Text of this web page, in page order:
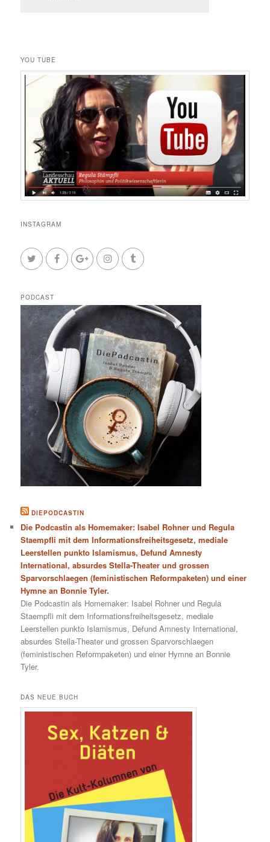
YOU TUBE
INSTAGRAM
PODCAST
DIEPODCASTIN
Die Podcastin als Homemaker: Isabel Rohner und Regula
Staempfli mit dem Informationsfreiheitsgesetz, mediale
Leerstellen punkto Islamismus, Defund Amnesty
International, absurdes Stella-Theater und grossen
Sparvorschlaegen (feministischen Reformpaketen) und einer
Hymne an Bonnie Tyler.
Die Podcastin als Homemaker: Isabel Rohner und Regula
Staempfli mit dem Informationsfreiheitsgesetz, mediale
Leerstellen punkto Islamismus, Defund Amnesty International,
absurdes Stella-Theater und grossen Sparvorschlaegen
(feministischen Reformpaketen) und einer Hymne an Bonnie
Tyler.
DAS NEUE BUCH